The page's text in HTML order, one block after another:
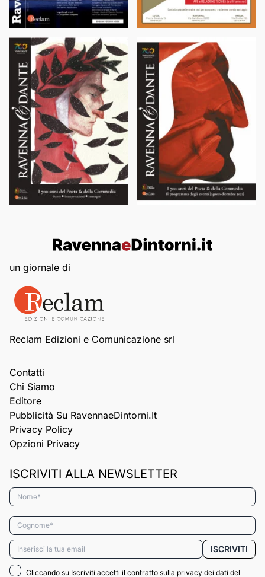
un giornale di
Reclam Edizioni e Comunicazione srl
Contatti
Chi Siamo
Editore
Pubblicità Su RavennaeDintorni.it
Privacy Policy
Opzioni Privacy
ISCRIVITI ALLA NEWSLETTER
Nome*
Cognome*
Email* ISCRIVITI
Cliccando su Iscriviti accetti il contratto sulla privacy dei dati del